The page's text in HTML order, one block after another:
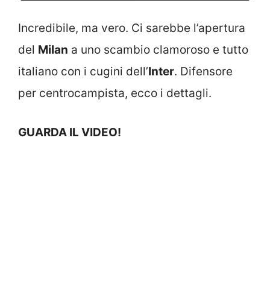
Incredibile, ma vero. Ci sarebbe l’apertura
del Milan a uno scambio clamoroso e tutto
italiano con i cugini dell’Inter. Difensore
per centrocampista, ecco i dettagli.
GUARDA IL VIDEO!